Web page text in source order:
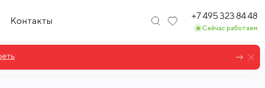
Контакты +7 495 323 84 48
Сейчас работаем
Коттеджи в